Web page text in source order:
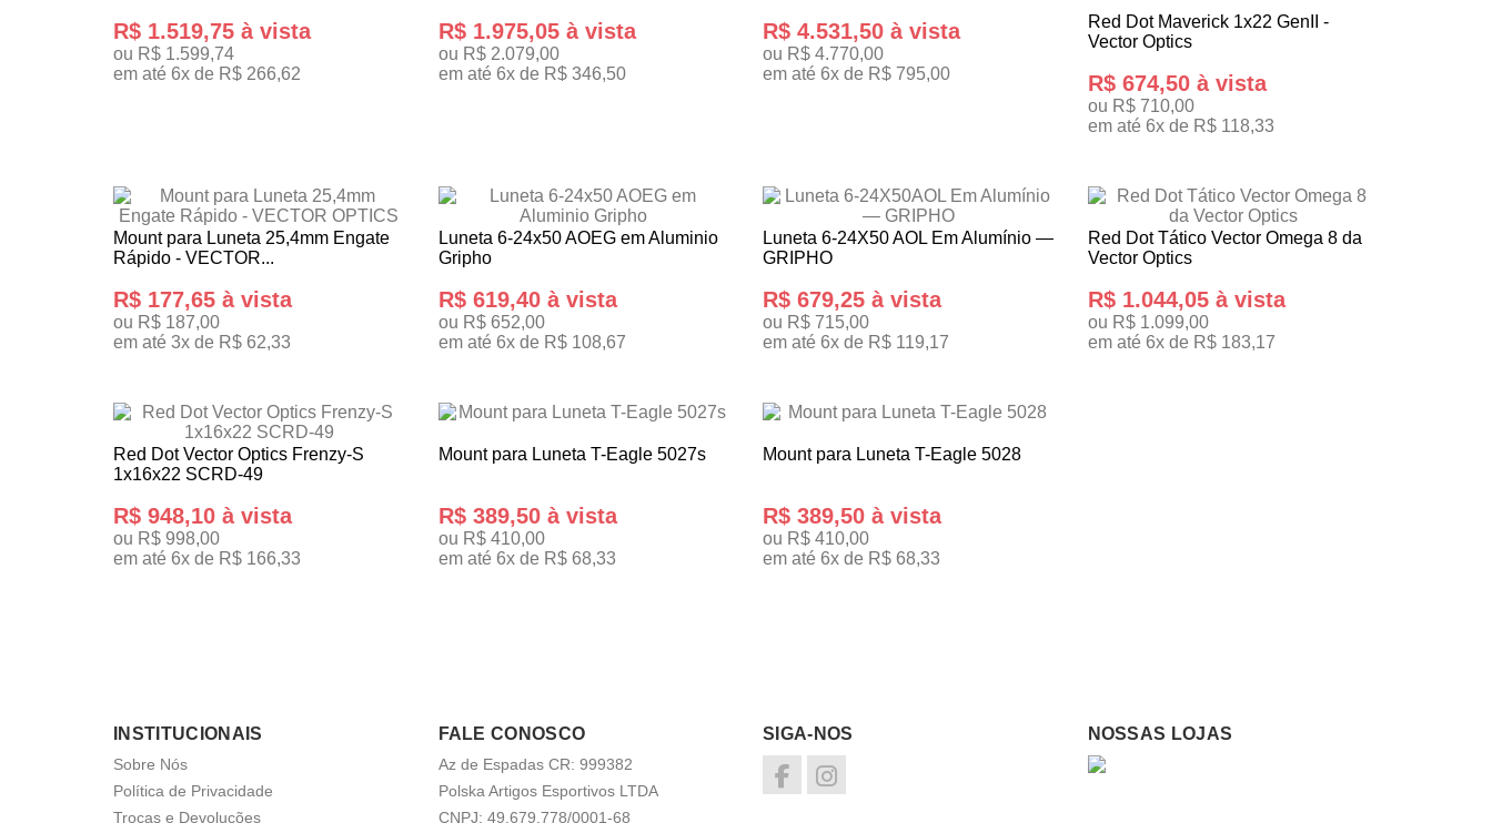
R$ 1.519,75 à vista
ou R$ 1.599,74
em até 6x de R$ 266,62
R$ 1.975,05 à vista
ou R$ 2.079,00
em até 6x de R$ 346,50
R$ 4.531,50 à vista
ou R$ 4.770,00
em até 6x de R$ 795,00
Red Dot Maverick 1x22 GenII -
Vector Optics
R$ 674,50 à vista
ou R$ 710,00
em até 6x de R$ 118,33
Mount para Luneta 25,4mm Engate
Rápido - VECTOR...
R$ 177,65 à vista
ou R$ 187,00
em até 3x de R$ 62,33
Luneta 6-24x50 AOEG em Aluminio
Gripho
R$ 619,40 à vista
ou R$ 652,00
em até 6x de R$ 108,67
Luneta 6-24X50 AOL Em Alumínio —
GRIPHO
R$ 679,25 à vista
ou R$ 715,00
em até 6x de R$ 119,17
Red Dot Tático Vector Omega 8 da
Vector Optics
R$ 1.044,05 à vista
ou R$ 1.099,00
em até 6x de R$ 183,17
Red Dot Vector Optics Frenzy-S
1x16x22 SCRD-49
R$ 948,10 à vista
ou R$ 998,00
em até 6x de R$ 166,33
Mount para Luneta T-Eagle 5027s
R$ 389,50 à vista
ou R$ 410,00
em até 6x de R$ 68,33
Mount para Luneta T-Eagle 5028
R$ 389,50 à vista
ou R$ 410,00
em até 6x de R$ 68,33
INSTITUCIONAIS
Sobre Nós
Política de Privacidade
Trocas e Devoluções
FALE CONOSCO
Az de Espadas CR: 999382
Polska Artigos Esportivos LTDA
CNPJ: 49.679.778/0001-68
SIGA-NOS NOSSAS LOJAS